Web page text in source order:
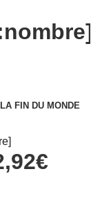
FIN DU MONDE